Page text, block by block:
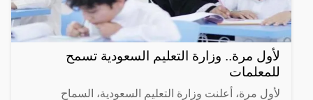
لأول مرة.. وزارة التعليم السعودية تسمح
للمعلمات
لأول مرة، أعلنت وزارة التعليم السعودية، السماح